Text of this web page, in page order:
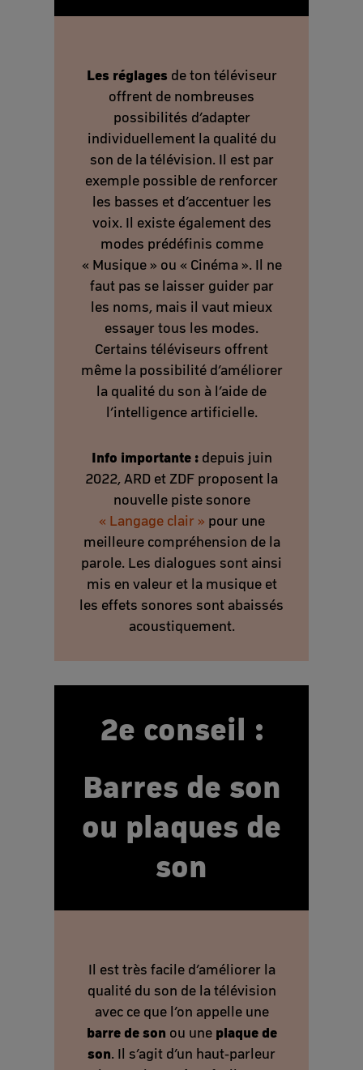
Les réglages de ton téléviseur
offrent de nombreuses
possibilités d’adapter
individuellement la qualité du
son de la télévision. Il est par
exemple possible de renforcer
les basses et d’accentuer les
voix. Il existe également des
modes prédéfinis comme
« Musique » ou « Cinéma ». Il ne
faut pas se laisser guider par
les noms, mais il vaut mieux
essayer tous les modes.
Certains téléviseurs offrent
même la possibilité d’améliorer
la qualité du son à l’aide de
l’intelligence artificielle.
Info importante :depuis juin
2022, ARD et ZDF proposent la
nouvelle piste sonore
« Langage clair »pour une
meilleure compréhension de la
parole. Les dialogues sont ainsi
mis en valeur et la musique et
les effets sonores sont abaissés
acoustiquement.
2e conseil :
Barres de son
ou plaques de
son
Il est très facile d’améliorer la
qualité du son de la télévision
avec ce que l’on appelle une
barre de son ou une plaque de
son. Il s’agit d’un haut-parleur